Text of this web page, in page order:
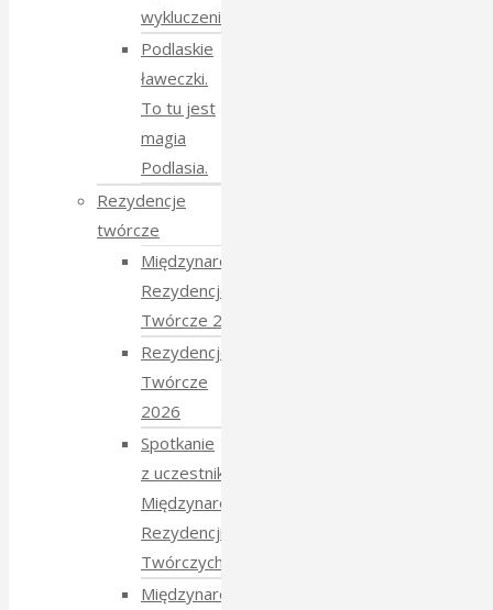
wykluczenie?
Podlaskie
ławeczki.
To tu jest
magia
Podlasia.
Rezydencje
twórcze
Międzynarodowe
Rezydencje
Twórcze 2026
Rezydencje
Twórcze
2026
Spotkanie
z uczestnikami
Międzynarodowych
Rezydencji
Twórczych 2026
Międzynarodowe